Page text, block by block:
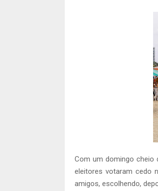
Com um domingo cheio
eleitores votaram cedo
amigos, escolhendo,